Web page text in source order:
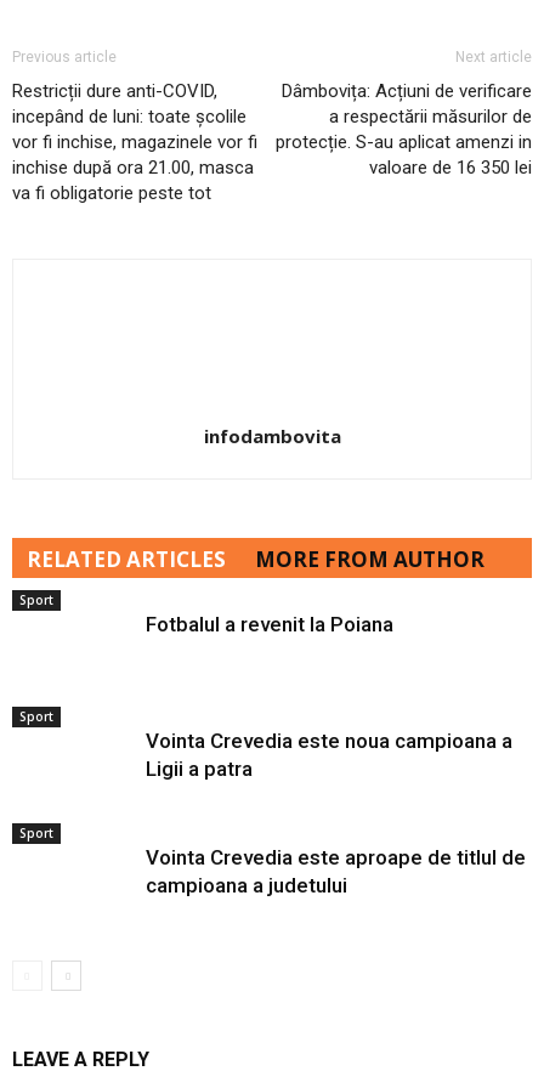
Previous article
Restricții dure anti-COVID,
incepând de luni: toate școlile
vor fi inchise, magazinele vor fi
inchise după ora 21.00, masca
va fi obligatorie peste tot
Next article
Dâmbovița: Acțiuni de verificare
a respectării măsurilor de
protecție. S-au aplicat amenzi in
valoare de 16 350 lei
infodambovita
RELATED ARTICLES MORE FROM AUTHOR
Sport
Fotbalul a revenit la Poiana
Sport
Vointa Crevedia este noua campioana a
Ligii a patra
Sport
Vointa Crevedia este aproape de titlul de
campioana a judetului
LEAVE A REPLY